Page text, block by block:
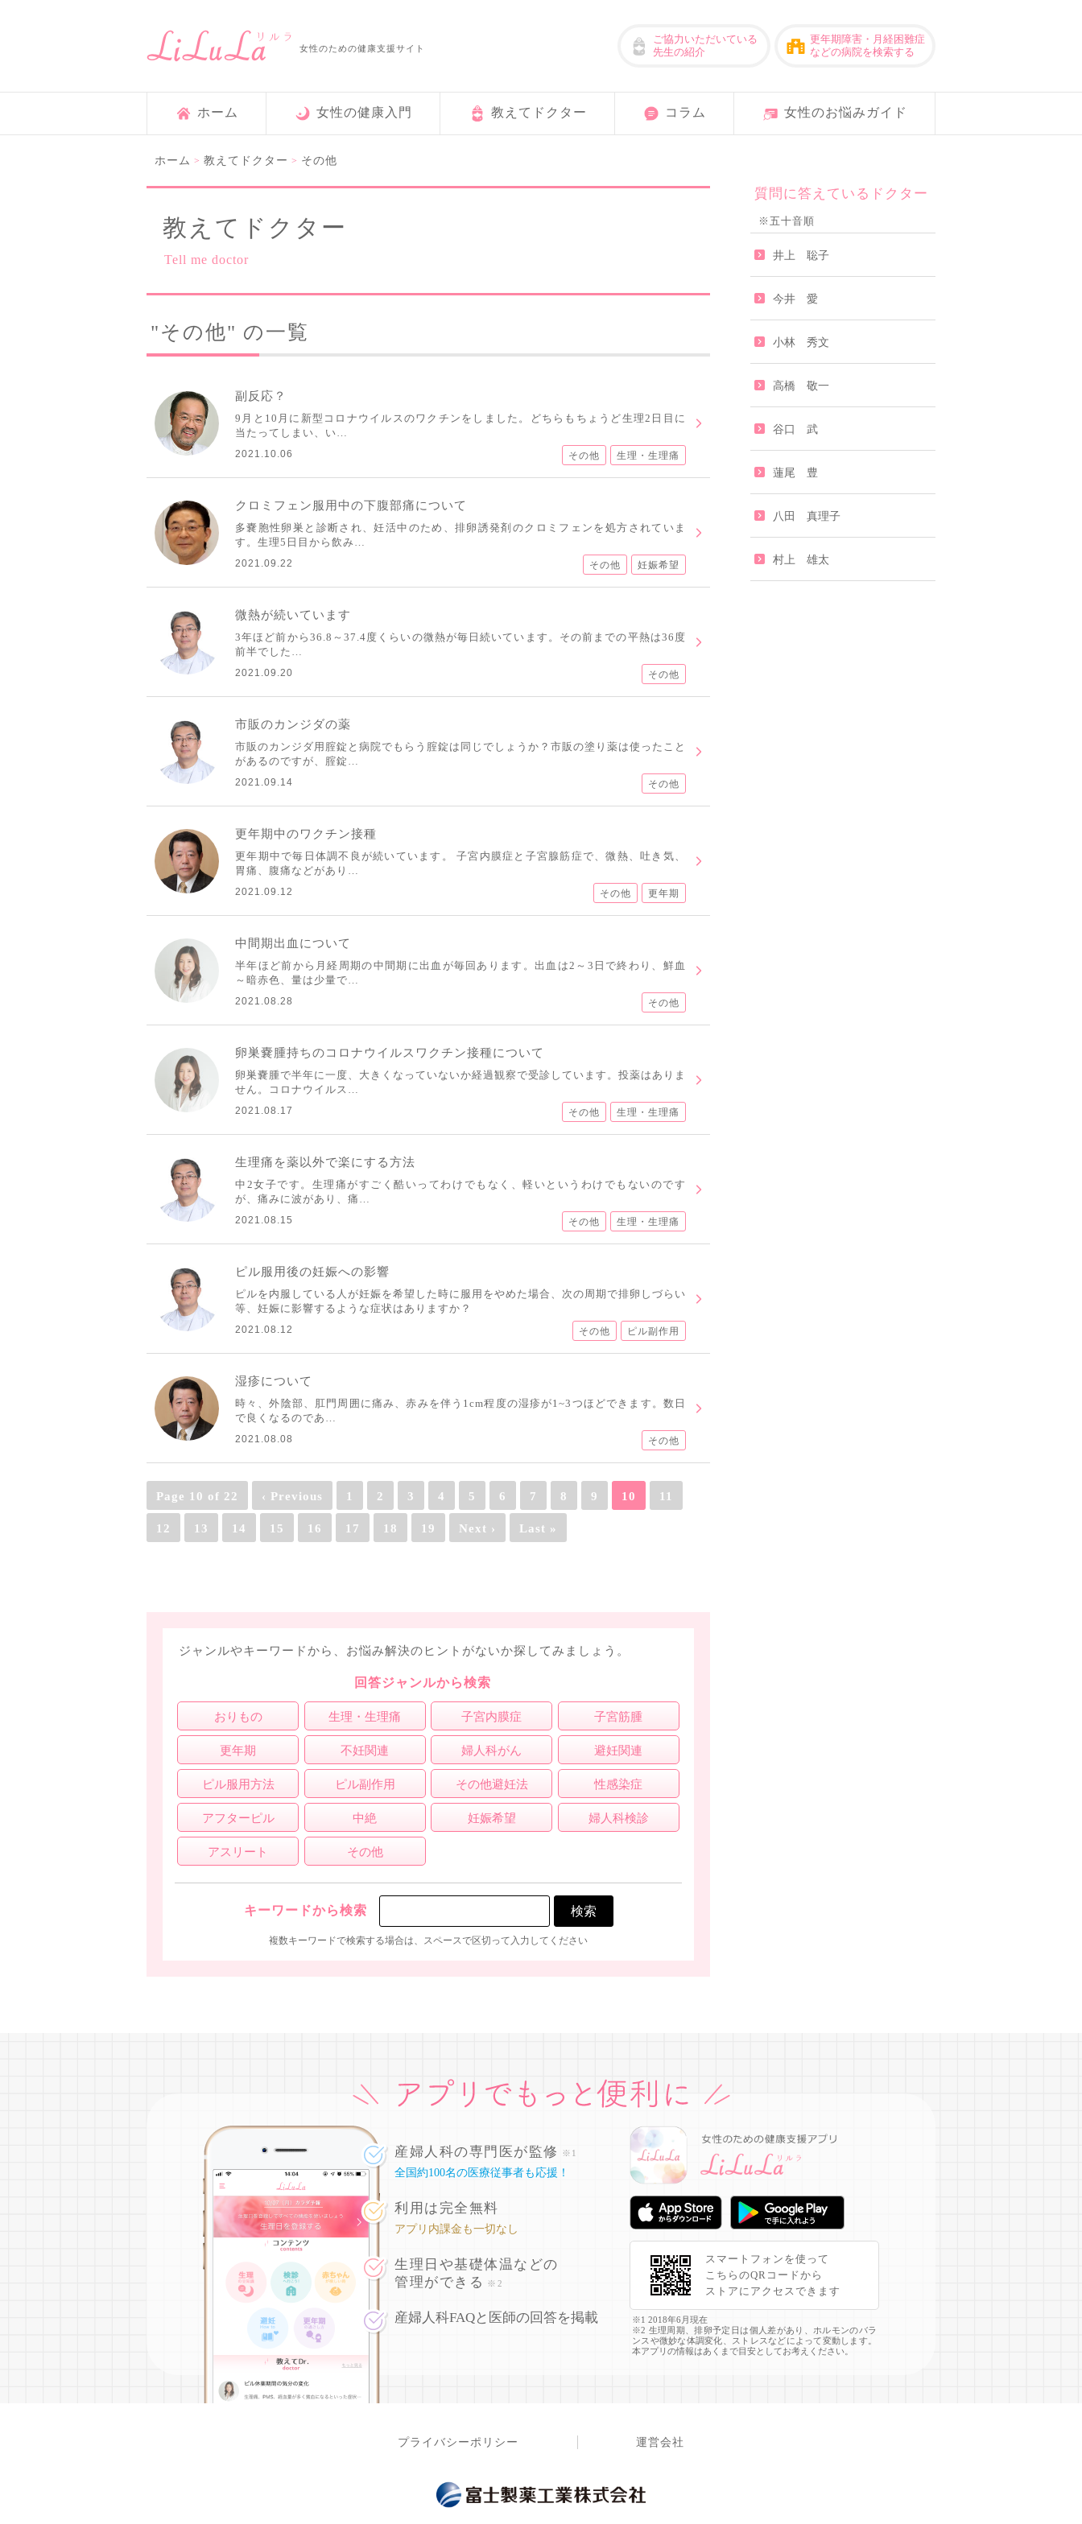
女性のための健康支援サイト
ご協力いただいている
先生の紹介
更年期障害・月経困難症
などの病院を検索する
ホーム 女性の健康入門 教えてドクター コラム 女性のお悩みガイド
ホーム > 教えてドクター > その他
教えてドクター
Tell me doctor
"その他" の一覧
副反応？
9月と10月に新型コロナウイルスのワクチンをしました。どちらもちょうど生理2日目に
当たってしまい、い…
2021.10.06 その他 生理・生理痛
クロミフェン服用中の下腹部痛について
多嚢胞性卵巣と診断され、妊活中のため、排卵誘発剤のクロミフェンを処方されていま
す。生理5日目から飲み…
2021.09.22 その他 妊娠希望
微熱が続いています
3年ほど前から36.8～37.4度くらいの微熱が毎日続いています。その前までの平熱は36度
前半でした…
2021.09.20 その他
市販のカンジダの薬
市販のカンジダ用腟錠と病院でもらう腟錠は同じでしょうか？市販の塗り薬は使ったこと
があるのですが、腟錠…
2021.09.14 その他
更年期中のワクチン接種
更年期中で毎日体調不良が続いています。 子宮内膜症と子宮腺筋症で、微熱、吐き気、
胃痛、腹痛などがあり…
2021.09.12 その他 更年期
中間期出血について
半年ほど前から月経周期の中間期に出血が毎回あります。出血は2～3日で終わり、鮮血
～暗赤色、量は少量で…
2021.08.28 その他
卵巣嚢腫持ちのコロナウイルスワクチン接種について
卵巣嚢腫で半年に一度、大きくなっていないか経過観察で受診しています。投薬はありま
せん。コロナウイルス…
2021.08.17 その他 生理・生理痛
生理痛を薬以外で楽にする方法
中2女子です。生理痛がすごく酷いってわけでもなく、軽いというわけでもないのです
が、痛みに波があり、痛…
2021.08.15 その他 生理・生理痛
ピル服用後の妊娠への影響
ピルを内服している人が妊娠を希望した時に服用をやめた場合、次の周期で排卵しづらい
等、妊娠に影響するような症状はありますか？
2021.08.12 その他 ピル副作用
湿疹について
時々、外陰部、肛門周囲に痛み、赤みを伴う1cm程度の湿疹が1~3つほどできます。数日
で良くなるのであ…
2021.08.08 その他
Page 10 of 22 ‹ Previous 1 2 3 4 5 6 7 8 9 10 11
12 13 14 15 16 17 18 19 Next › Last »
ジャンルやキーワードから、お悩み解決のヒントがないか探してみましょう。
回答ジャンルから検索
おりもの 生理・生理痛 子宮内膜症 子宮筋腫
更年期 不妊関連 婦人科がん 避妊関連
ピル服用方法 ピル副作用 その他避妊法 性感染症
アフターピル 中絶 妊娠希望 婦人科検診
アスリート その他
キーワードから検索
複数キーワードで検索する場合は、スペースで区切って入力してください
質問に答えているドクター
※五十音順
井上 聡子
今井 愛
小林 秀文
高橋 敬一
谷口 武
蓮尾 豊
八田 真理子
村上 雄太
産婦人科の専門医が監修 ※1
全国約100名の医療従事者も応援！
利用は完全無料
アプリ内課金も一切なし
生理日や基礎体温などの
管理ができる
※2
産婦人科FAQと医師の回答を掲載
スマートフォンを使って
こちらのQRコードから
ストアにアクセスできます
※1 2018年6月現在
※2 生理周期、排卵予定日は個人差があり、ホルモンのバラ
ンスや微妙な体調変化、ストレスなどによって変動します。
本アプリの情報はあくまで目安としてお考えください。
プライバシーポリシー 運営会社